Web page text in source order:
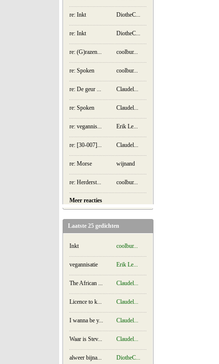
re: Inkt DiotheC...
re: Inkt DiotheC...
re: (G)razen... coolbur...
re: Spoken coolbur...
re: De geur ... Claudel...
re: Spoken Claudel...
re: vegannis... Erik Le...
re: [30-007]... Claudel...
re: Morse wijnand
re: Herderst... coolbur...
Meer reacties
Laatste 25 gedichten
Inkt coolbur...
vegannisatie Erik Le...
The African ... Claudel...
Licence to k... Claudel...
I wanna be y... Claudel...
Waar is Stev... Claudel...
alweer bijna... DiotheC...